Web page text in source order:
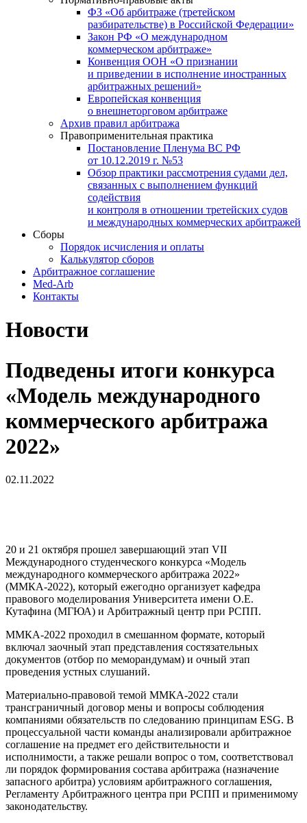
ФЗ «Об арбитраже (третейском
разбирательстве) в Российской Федерации»
Закон РФ «О международном
коммерческом арбитраже»
Конвенция ООН «О признании
и приведении в исполнение иностранных
арбитражных решений»
Европейская конвенция
о внешнеторговом арбитраже
Архив правил арбитража
Правоприменительная практика
Постановление Пленума ВС РФ
от 10.12.2019 г. №53
Обзор практики рассмотрения судами дел,
связанных с выполнением функций
содействия
и контроля в отношении третейских судов
и международных коммерческих арбитражей
Сборы
Порядок исчисления и оплаты
Калькулятор сборов
Арбитражное соглашение
Med-Arb
Контакты
Новости
Подведены итоги конкурса
«Модель международного
коммерческого арбитража
2022»
02.11.2022
20 и 21 октября прошел завершающий этап VII
Международного студенческого конкурса «Модель
международного коммерческого арбитража 2022»
(ММКА-2022), который ежегодно организует кафедра
правового моделирования Университета имени О.Е.
Кутафина (МГЮА) и Арбитражный центр при РСПП.
ММКА-2022 проходил в смешанном формате, который
включал заочный этап представления состязательных
документов (отбор по меморандумам) и очный этап
проведения устных слушаний.
Материально-правовой темой ММКА-2022 стали
трансграничный договор мены и вопросы соблюдения
компаниями обязательств по следованию принципам ESG. В
процессуальной части команды анализировали арбитражное
соглашение на предмет его действительности и
исполнимости, а также решали вопрос о том, соответствовал
ли порядок формирования состава арбитража (назначение
запасного арбитра) условиям арбитражного соглашения,
Регламенту Арбитражного центра при РСПП и применимому
законодательству.